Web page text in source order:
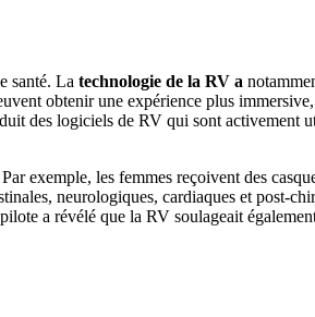
santé. La technologie de la RV a
obtenir une expérience plus
des logiciels de RV qui sont activement
exemple, les femmes reçoivent des
neurologiques, cardiaques et post-
a révélé que la RV soulageait